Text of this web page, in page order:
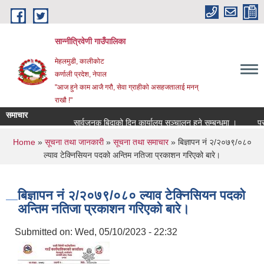
Skip to main content
सान्नीत्रिवेणी गाउँपालिका
मेहलमुडी, कालीकोट
कर्णाली प्रदेश, नेपाल
"आज हुने काम आजै गरौ, सेवा ग्राहीको असहजतालाई मनन्
राखौ !"
समाचार
सार्वजनुक बिदाको दिन कार्यालय सञ्चालन हुने सम्बन्धमा ।
You are here
Home» सूचना तथा जानकारी» सूचना तथा समाचार» बिज्ञापन नं २/२०७९/०८०
ल्याव टेक्निसियन पदको अन्तिम नतिजा प्रकाशन गरिएको बारे।
बिज्ञापन नं २/२०७९/०८० ल्याव टेक्निसियन पदको
अन्तिम नतिजा प्रकाशन गरिएको बारे।
Submitted on: Wed, 05/10/2023 - 22:32